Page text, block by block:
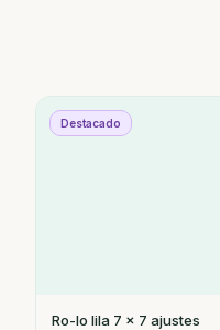
Destacado
Ro-lo lila 7 x 7 ajustes